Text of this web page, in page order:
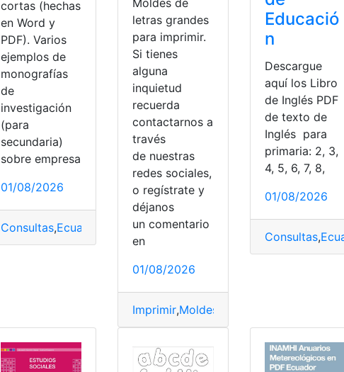
Herramientas Ecuador,Letra
cortas (hechas
en Word y
PDF). Varios
ejemplos de
monografías
de
investigación
(para
secundaria)
sobre empresa
01/08/2026
Consultas,Ecuador Ejemplos,Herramientas Ecuador
letras grandes
para imprimir.
Si tienes
alguna
inquietud
recuerda
contactarnos a
través
de nuestras
redes sociales,
o regístrate y
déjanos
un comentario
en
01/08/2026
Imprimir,Moldes
Educació
n
Descargue
aquí los Libro
de Inglés PDF
de texto de
Inglés para
primaria: 2, 3,
4, 5, 6, 7, 8,
01/08/2026
Consultas,